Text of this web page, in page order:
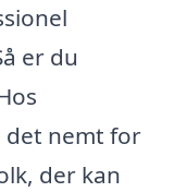
er du
det nemt for
der kan